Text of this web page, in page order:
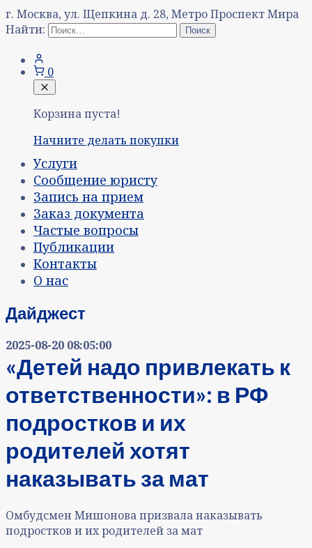
г. Москва, ул. Щепкина д. 28, Метро Проспект Мира
Найти:
0
Корзина пуста!
Начните делать покупки
Услуги
Сообщение юристу
Запись на прием
Заказ документа
Частые вопросы
Публикации
Контакты
О нас
Дайджест
2025-08-20 08:05:00
«Детей надо привлекать к
ответственности»: в РФ
подростков и их
родителей хотят
наказывать за мат
Омбудсмен Мишонова призвала наказывать
подростков и их родителей за мат